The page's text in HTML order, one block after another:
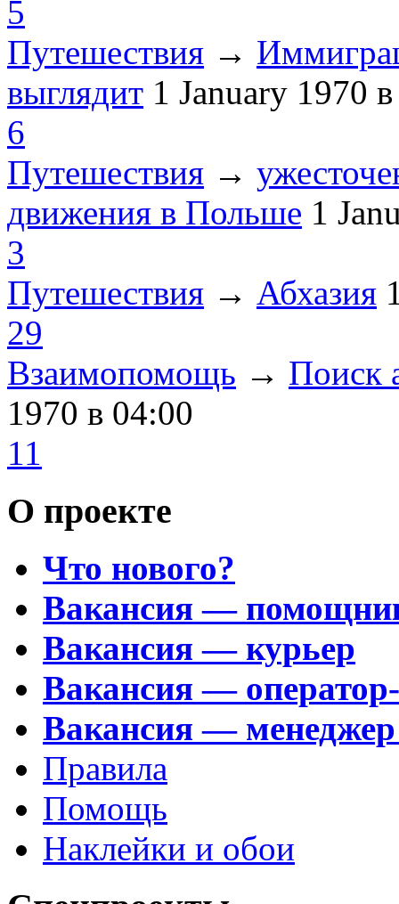
5
Путешествия →
выглядит 1 January 1970
6
Путешествия →
движения в Польше 1
3
Путешествия → Абхазия
29
Взаимопомощь → Поиск
1970 в 04:00
11
О проекте
Что нового?
Вакансия —
Вакансия — курьер
Вакансия —
Вакансия —
Правила
Помощь
Наклейки и обои